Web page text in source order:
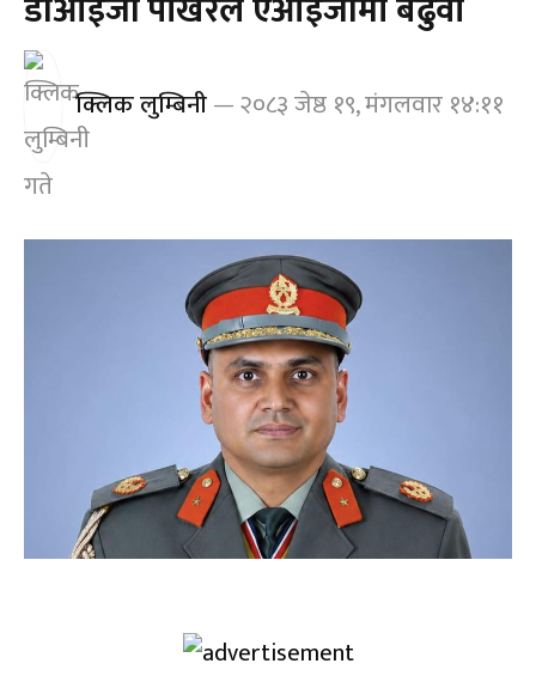
क्लिक लुम्बिनी
२०८३ जेष्ठ १९, मंगलवार १४:११
गते